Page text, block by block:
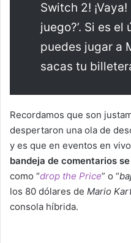
Switch 2!
juego?’. Si es
puedes jugar a
sacas tu
Recordamos que son
despertaron una ola de
y es que en eventos en
bandeja de comentarios
como “drop the Price” o “
los 80 dólares de Mario
consola híbrida.